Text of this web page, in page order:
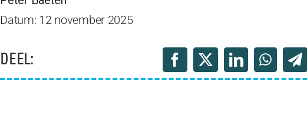
Datum: 12 november 2025
DEEL: